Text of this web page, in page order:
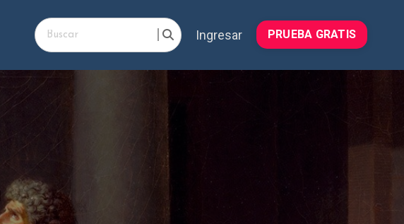
Ingresar PRUEBA GRATIS